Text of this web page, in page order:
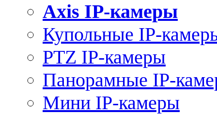
Axis IP-камеры
Купольные IP-
PTZ IP-камеры
Панорамные IP-
Мини IP-камеры